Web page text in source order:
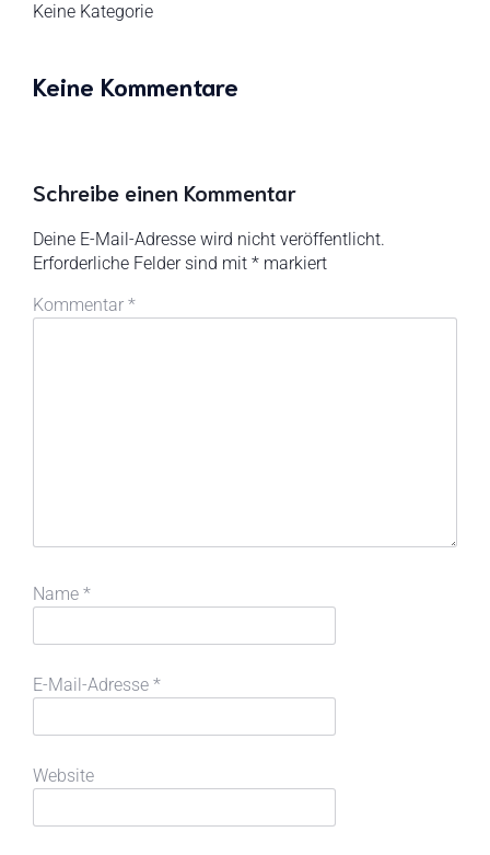
Keine Kategorie
Keine Kommentare
Schreibe einen Kommentar
Deine E-Mail-Adresse wird nicht veröffentlicht.
Erforderliche Felder sind mit * markiert
Kommentar *
Name *
E-Mail-Adresse *
Website